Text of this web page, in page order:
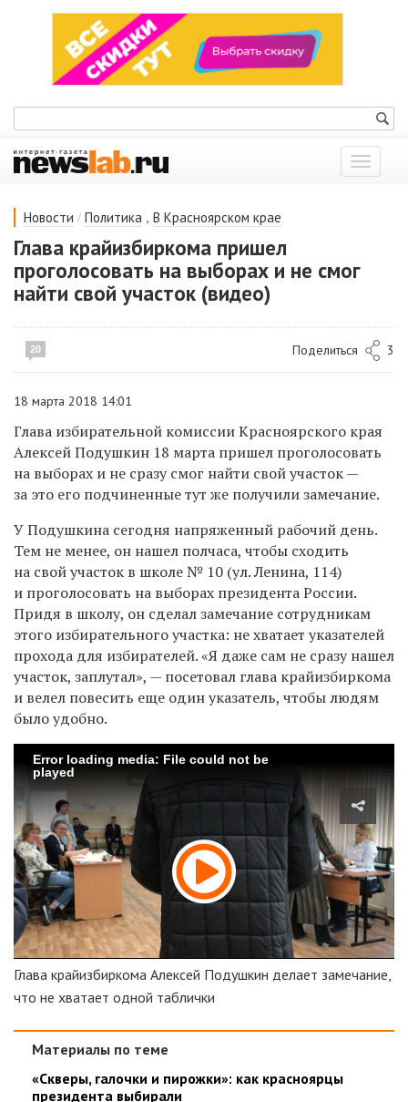
Показать
меню
Новости / Политика , В Красноярском крае
Глава крайизбиркома пришел
проголосовать на выборах и не смог
найти свой участок (видео)
20 Поделиться 3
18 марта 2018 14:01
Глава избирательной комиссии Красноярского края
Алексей Подушкин 18 марта пришел проголосовать
на выборах и не сразу смог найти свой участок —
за это его подчиненные тут же получили замечание.
У Подушкина сегодня напряженный рабочий день.
Тем не менее, он нашел полчаса, чтобы сходить
на свой участок в школе № 10 (ул. Ленина, 114)
и проголосовать на выборах президента России.
Придя в школу, он сделал замечание сотрудникам
этого избирательного участка: не хватает указателей
прохода для избирателей. «Я даже сам не сразу нашел
участок, заплутал», — посетовал глава крайизбиркома
и велел повесить еще один указатель, чтобы людям
было удобно.
Error loading media: File could not be
played
Глава крайизбиркома Алексей Подушкин делает замечание,
что не хватает одной таблички
Материалы по теме
«Скверы, галочки и пирожки»: как красноярцы
президента выбирали